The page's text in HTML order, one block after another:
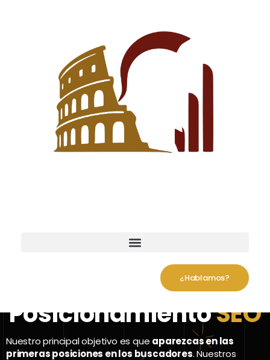
¿Hablamos?
PosicionamientoSEO
Nuestro principal objetivo es que aparezcas en las
primeras posiciones en los buscadores. Nuestros